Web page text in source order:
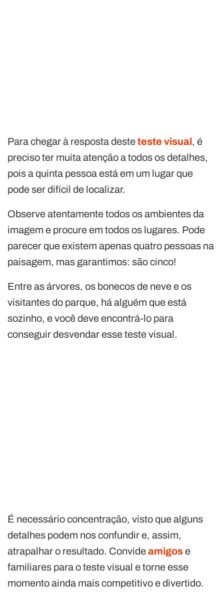
Para chegar à resposta desteteste visual, é
preciso ter muita atenção a todos os detalhes,
pois a quinta pessoa está em um lugar que
pode ser difícil de localizar.
Observe atentamente todos os ambientes da
imagem e procure em todos os lugares. Pode
parecer que existem apenas quatro pessoas na
paisagem, mas garantimos: são cinco!
Entre as árvores, os bonecos de neve e os
visitantes do parque, há alguém que está
sozinho, e você deve encontrá-lo para
conseguir desvendar esse teste visual.
É necessário concentração, visto que alguns
detalhes podem nos confundir e, assim,
atrapalhar o resultado. Convideamigose
familiares para o teste visual e torne esse
momento ainda mais competitivo e divertido.